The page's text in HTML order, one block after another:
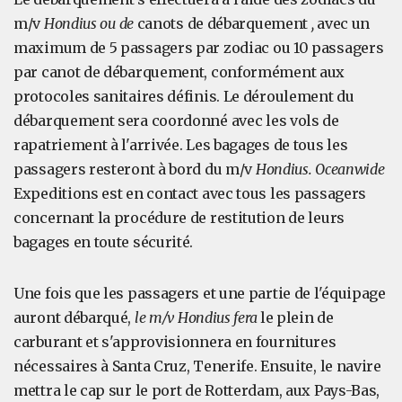
m/vHondius ou de canots de débarquement , avec un
maximum de 5 passagers par zodiac ou 10 passagers
par canot de débarquement, conformément aux
protocoles sanitaires définis. Le déroulement du
débarquement sera coordonné avec les vols de
rapatriement à l'arrivée. Les bagages de tous les
passagers resteront à bord du m/vHondius. Oceanwide
Expeditions est en contact avec tous les passagers
concernant la procédure de restitution de leurs
bagages en toute sécurité.
Une fois que les passagers et une partie de l'équipage
auront débarqué, le m/v Hondius ferale plein de
carburant et s'approvisionnera en fournitures
nécessaires à Santa Cruz, Tenerife. Ensuite, le navire
mettra le cap sur le port de Rotterdam, aux Pays-Bas,